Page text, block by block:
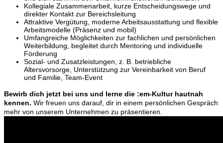
Kollegiale Zusammenarbeit, kurze Entscheidungswege und
direkter Kontakt zur Bereichsleitung
Attraktive Vergütung, moderne Arbeitsausstattung und flexible
Arbeitsmodelle (Präsenz und mobil)
Umfangreiche Möglichkeiten zur fachlichen und persönlichen
Weiterbildung, begleitet durch Mentoring und individuelle
Förderung
Sozial- und Zusatzleistungen, z. B. betriebliche
Altersvorsorge, Unterstützung zur Vereinbarkeit von Beruf
und Familie, Team-Event
Bewirb dich jetzt bei uns und lerne die :em-Kultur hautnah
kennen. Wir freuen uns darauf, dir in einem persönlichen Gespräch
mehr von unserem Unternehmen zu präsentieren.